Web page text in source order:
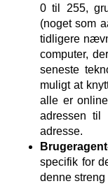
0 til 255,
(noget som
tidligere
computer,
seneste
muligt at
alle er
adressen
adresse.
specifik for
denne streng